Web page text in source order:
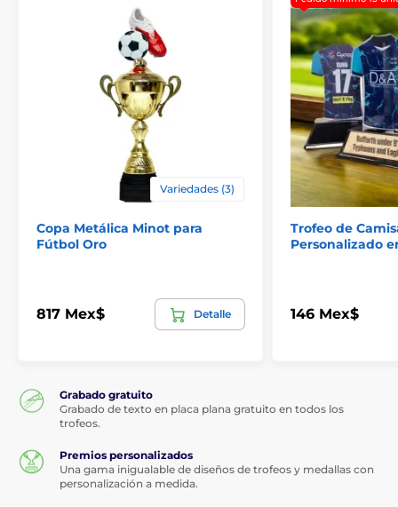
Variedades (3)
Copa Metálica Minot para
Fútbol Oro
817 Mex$ Detalle
Trofeo de
Personalizado
146 Mex$
Grabado gratuito
Grabado de texto en placa plana gratuito en todos los
trofeos.
Premios personalizados
Una gama inigualable de diseños de trofeos y medallas con
personalización a medida.